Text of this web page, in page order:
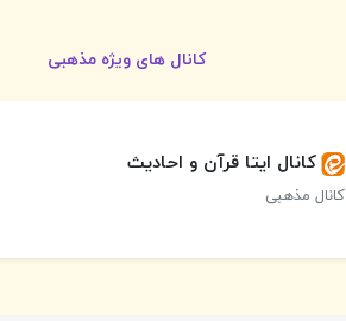
کانال های ویژه مذهبی
کانال ایتا قرآن و احادیث
کانال مذهبی